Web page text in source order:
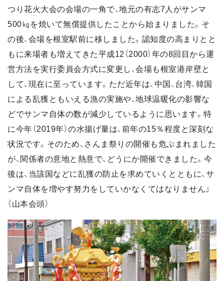
つり花火大会の会場の一角で、地元の有志7人がサンマ
500㎏を焼いて無償提供したことから始まりました。そ
の後、会場を根室駅前に移しました。認知度の高まりとと
もに来場者も増えてきた平成12（2000）年の8回目から運
営方法を実行委員会方式に変更し、会場も根室港岸壁と
して、現在に至っています。ただ近年は、中国、台湾、韓国
による乱獲ともいえる漁の実施や、地球温暖化の影響な
どでサンマ自体の数が減少しているように思います。特
に今年（2019年）の水揚げ量は、前年の15％程度と深刻な
状況です。そのため、さんま祭りの開催も危ぶまれました
が、関係者の意地と熱意で、どうにか開催できました。今
後は、当該国などに乱獲の防止を求めていくとともに、サ
ンマ自体を増やす努力をしていかなくてはなりません」
（山本会頭）